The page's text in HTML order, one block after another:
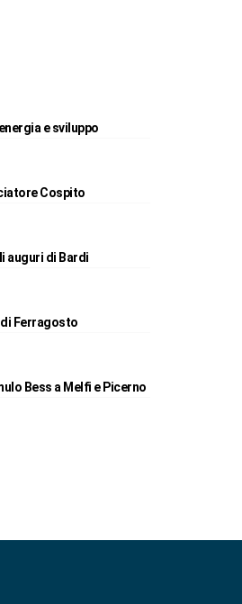
e sviluppo
Cospito
auguri di Bardi
Ferragosto
Bess a Melfi e Picerno